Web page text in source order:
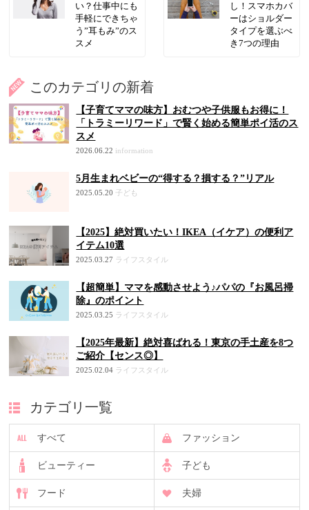
い？仕事中にも
手軽にできちゃ
う”耳もみ”のス
スメ
し！スマホカバ
ーはショルダー
タイプを選ぶべ
き7つの理由
このカテゴリの新着
【子育てママの味方】おむつや子供服もお得に！
「トラミーリワード」で賢く始める簡単ポイ活のス
スメ
2026.06.22 information
5月生まれベビーの“得する？損する？”リアル
2025.05.20 子ども
【2025】絶対買いたい！IKEA（イケア）の便利ア
イテム10選
2025.03.27 ライフスタイル
【超簡単】ママを感動させよう♪パパの『お風呂掃
除』のポイント
2025.03.25 ライフスタイル
【2025年最新】絶対喜ばれる！東京の手土産を8つ
ご紹介【センス◎】
2025.02.04 ライフスタイル
カテゴリ一覧
すべて ファッション
ビューティー 子ども
フード 夫婦